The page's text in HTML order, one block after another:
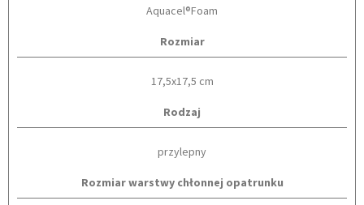
Aquacel®Foam
Rozmiar
17,5x17,5 cm
Rodzaj
przylepny
Rozmiar warstwy chłonnej opatrunku